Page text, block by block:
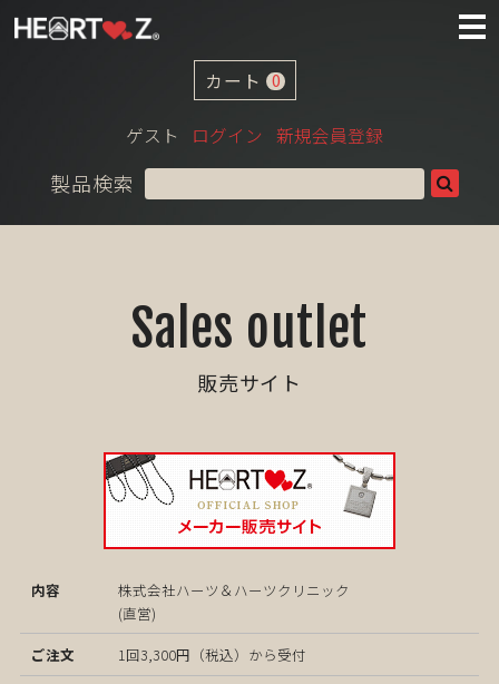
カート 0
ゲスト ログイン 新規会員登録
製品検索
Sales outlet
販売サイト
株式会社ハーツ＆ハーツクリニック
(直営)
1回3,300円（税込）から受付